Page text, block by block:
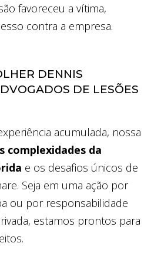
favoreceu a vítima,
contra a empresa.
DENNIS
DE LESÕES
acumulada, nossa
complexidades da
e os desafios únicos de
Seja em uma ação por
ou por responsabilidade
estamos prontos para